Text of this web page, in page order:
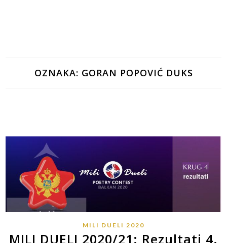
OZNAKA: GORAN POPOVIĆ DUKS
MILI DUELI 2020
MILI DUELI 2020/21: Rezultati 4.